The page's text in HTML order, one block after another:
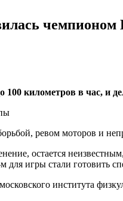
100 километров в час, и
ревом моторов и
остается
для игры стали готовить
института